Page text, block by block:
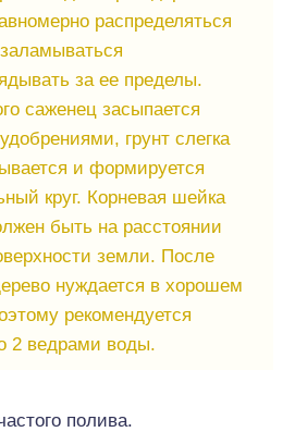
распределяться
за ее пределы.
саженец засыпается
грунт слегка
и формируется
круг. Корневая шейка
быть на расстоянии
земли. После
нуждается в хорошем
рекомендуется
2 ведрами воды.
полива.